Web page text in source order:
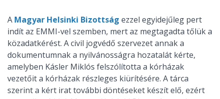
A Magyar Helsinki Bizottság ezzel egyidejűleg pert
indít az EMMI-vel szemben, mert az megtagadta tőlük a
közadatkérést. A civil jogvédő szervezet annak a
dokumentumnak a nyilvánosságra hozatalát kérte,
amelyben Kásler Miklós felszólította a kórházak
vezetőit a kórházak részleges kiürítésére. A tárca
szerint a kért irat további döntéseket készít elő, ezért